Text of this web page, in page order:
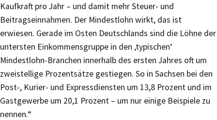
Kaufkraft pro Jahr – und damit mehr Steuer- und
Beitragseinnahmen. Der Mindestlohn wirkt, das ist
erwiesen. Gerade im Osten Deutschlands sind die Löhne der
untersten Einkommensgruppe in den ‚typischen‘
Mindestlohn-Branchen innerhalb des ersten Jahres oft um
zweistellige Prozentsätze gestiegen. So in Sachsen bei den
Post-, Kurier- und Expressdiensten um 13,8 Prozent und im
Gastgewerbe um 20,1 Prozent – um nur einige Beispiele zu
nennen.“